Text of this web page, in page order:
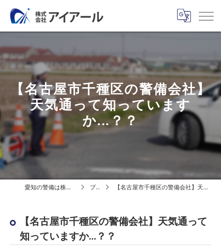
【名古屋市千種区の警備会社】
天気通って知っています
か...？？
愛知の警備は株式会社アイアール ブログ 【名古屋市千種区の警備会社】天気通って知っていますか...？？
【名古屋市千種区の警備会社】天気通って
知っていますか...？？